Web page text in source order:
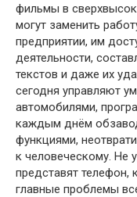
фильмы в
могут заменить
предприятии, им
деятельности,
текстов и даже их
сегодня управляют
автомобилями,
каждым днём
функциями,
к человеческому. Не
представят телефон,
главные проблемы